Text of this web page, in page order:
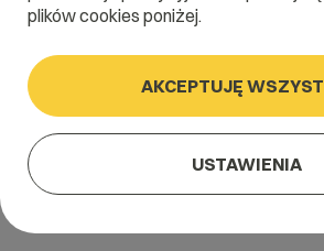
plików cookies poniżej.
AKCEPTUJĘ
USTAWIENIA